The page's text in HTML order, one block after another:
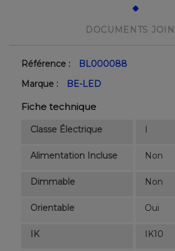
DOCUMENTS
Référence :
BL000088
Marque :
BE-LED
Fiche technique
Classe Électrique
Alimentation Incluse Non
Dimmable Non
Orientable Oui
IK IK10